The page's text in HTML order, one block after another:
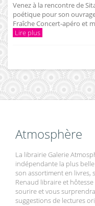
Venez à la rencontre de
poétique pour son
Fraîche Concert-apéro et
Lire plus
Atmosphère
La librairie Galerie
indépendante la plus
son assortiment en livres,
Renaud libraire et
sourire et vous
suggestions de lectures